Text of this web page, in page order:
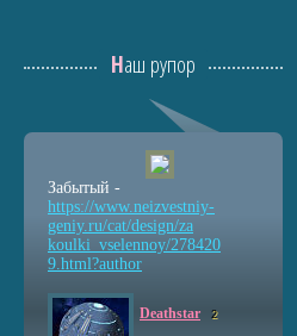
Наш рупор
Забытый -
https://www.neizvestniy-
geniy.ru/cat/design/za
koulki_vselennoy/278420
9.html?author
Deathstar 2